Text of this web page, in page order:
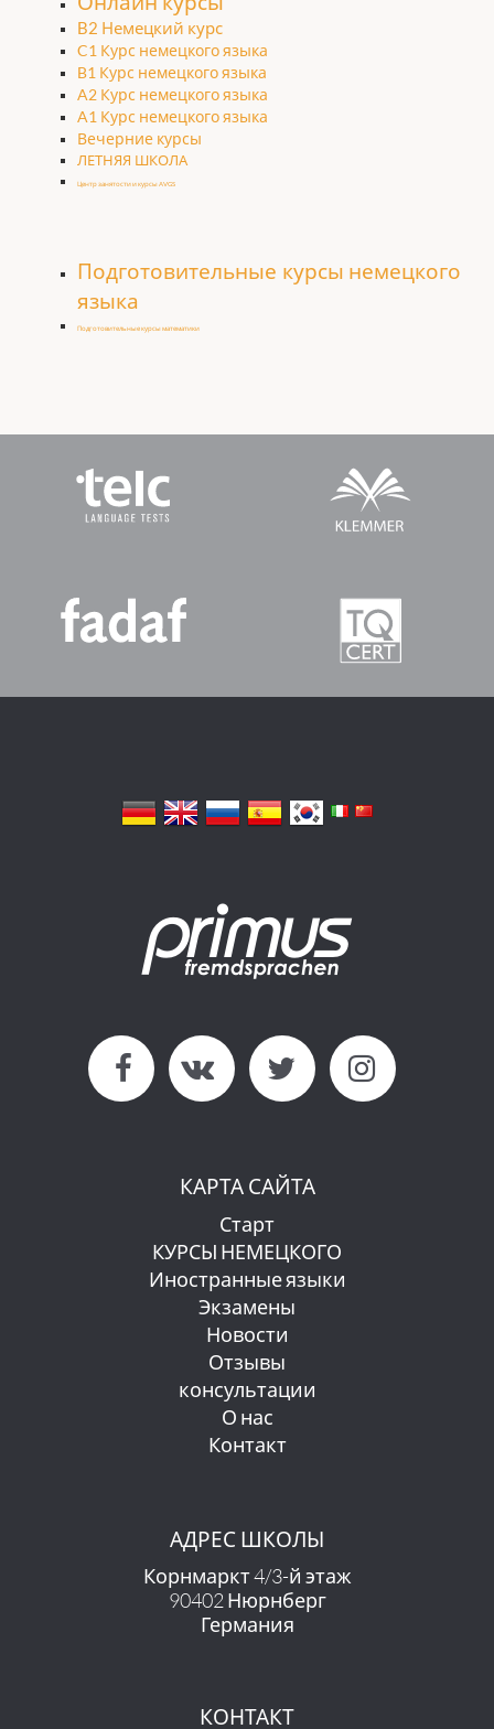
B2 Немецкий курс
C1 Курс немецкого языка
B1 Курс немецкого языка
A2 Курс немецкого языка
A1 Курс немецкого языка
Вечерние курсы
ЛЕТНЯЯ ШКОЛА
Центр занятости и курсы AVGS
Подготовительные курсы немецкого
языка
Подготовительные курсы математики
КАРТА САЙТА
Старт
КУРСЫ НЕМЕЦКОГО
Иностранные языки
Экзамены
Новости
Отзывы
консультации
О нас
Контакт
АДРЕС ШКОЛЫ
Корнмаркт 4/3-й этаж
90402 Нюрнберг
Германия
КОНТАКТ